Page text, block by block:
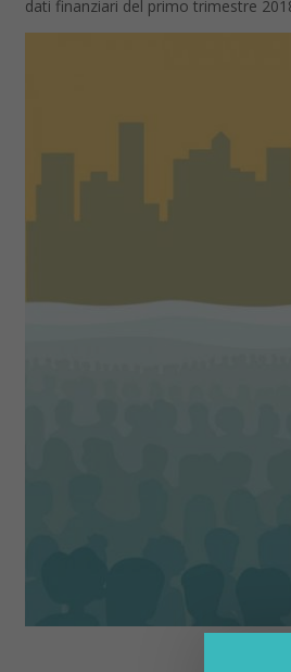
dati finanziari del primo trimestre